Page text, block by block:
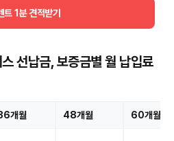
트 1분 견적받기
선납금, 보증금별 월 납입료
개월 48개월 60개월